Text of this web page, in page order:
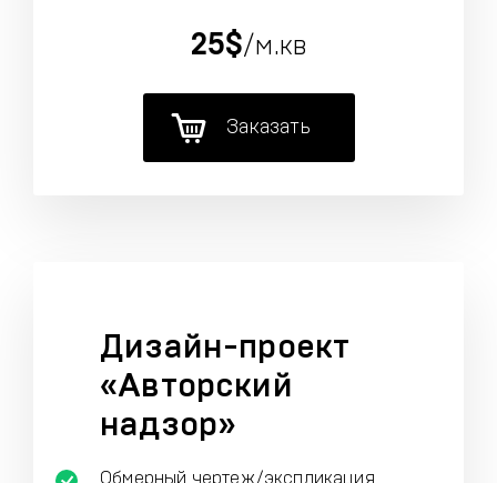
25$/м.кв
Заказать
Дизайн-проект
«Авторский
надзор»
Обмерный чертеж/экспликация